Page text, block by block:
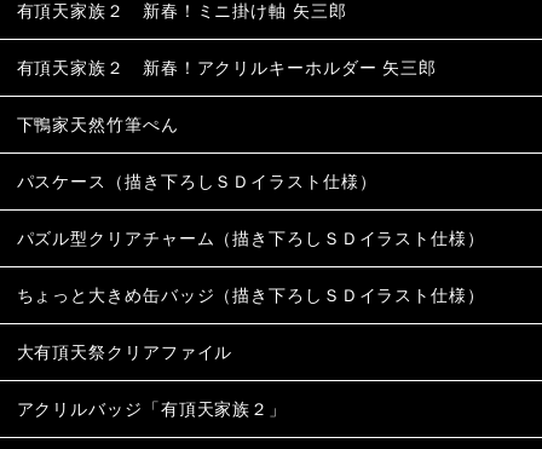
有頂天家族２ 新春！ミニ掛け軸 矢三郎
有頂天家族２ 新春！アクリルキーホルダー 矢三郎
下鴨家天然竹筆ぺん
パスケース（描き下ろしＳＤイラスト仕様）
パズル型クリアチャーム（描き下ろしＳＤイラスト仕様）
ちょっと大きめ缶バッジ（描き下ろしＳＤイラスト仕様）
大有頂天祭クリアファイル
アクリルバッジ「有頂天家族２」